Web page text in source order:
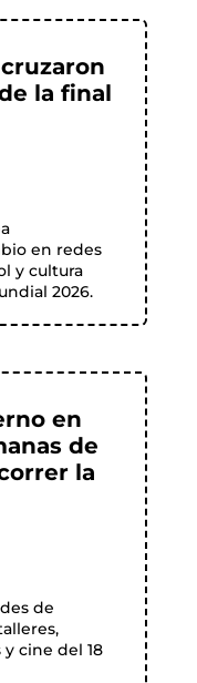
la final
en redes
y cultura
2026.
en
de
la
de
cine del 18